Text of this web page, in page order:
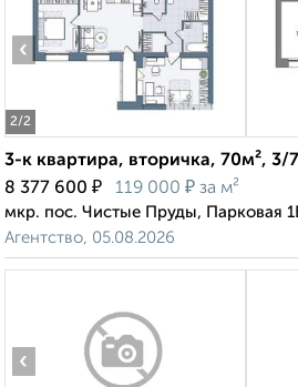
2/2
‹
3-к квартира, вторичка, 70м², 3/
8 377 600 ₽ 119 000 ₽ за м²
мкр. пос. Чистые Пруды, Парковая
Агентство, 05.08.2026
‹